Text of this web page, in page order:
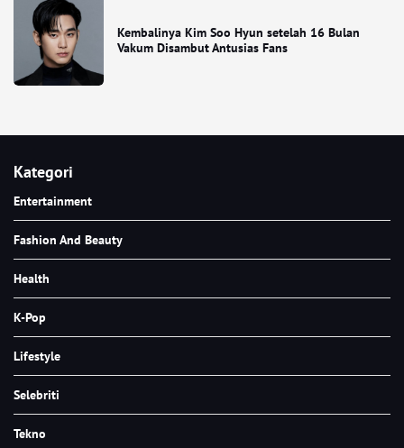
Kembalinya Kim Soo Hyun setelah 16 Bulan
Vakum Disambut Antusias Fans
Kategori
Entertainment
Fashion And Beauty
Health
K-Pop
Lifestyle
Selebriti
Tekno